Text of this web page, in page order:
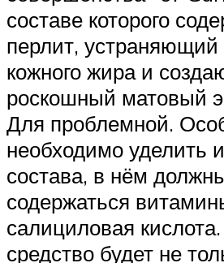
составе которого
перлит,
кожного жира и
роскошный матовый
Для проблемной.
необходимо уделить
состава, в нём
содержаться
салициловая
средство будет не